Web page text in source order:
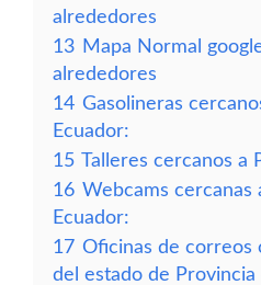
alrededores
13 Mapa Normal
alrededores
14 Gasolineras
Ecuador:
15 Talleres cercanos a
16 Webcams cercanas
Ecuador:
17 Oficinas de correos
del estado de Provincia